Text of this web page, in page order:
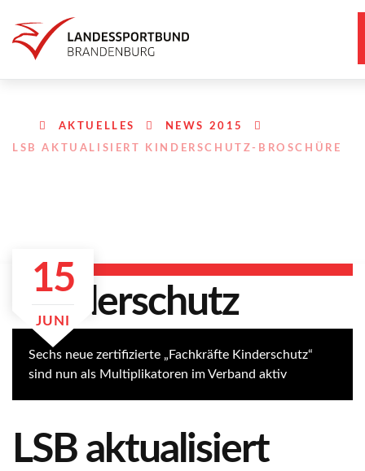
AKTUELLES NEWS 2015
LSB AKTUALISIERT KINDERSCHUTZ-BROSCHÜRE
15
JUNI
Sechs neue zertifizierte „Fachkräfte Kinderschutz“
sind nun als Multiplikatoren im Verband aktiv
LSB aktualisiert